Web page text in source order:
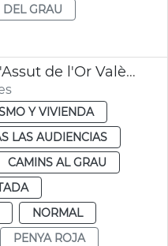
DEL GRAU
Reparación Pont de l'Assut de l'Or València
Y VIVIENDA
LAS AUDIENCIAS
CAMINS AL GRAU
NORMAL
PENYA ROJA